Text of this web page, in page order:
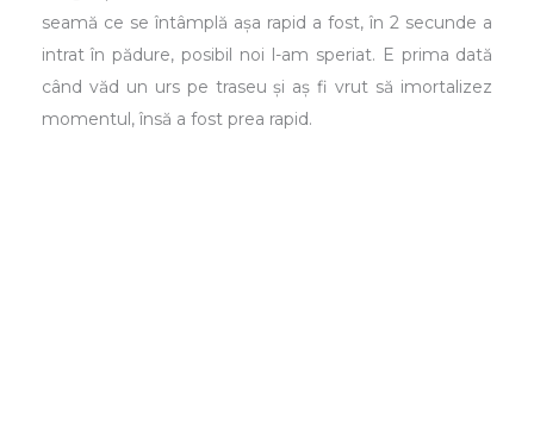
seamă ce se întâmplă așa rapid a fost, în 2 secunde a
intrat în pădure, posibil noi l-am speriat. E prima dată
când văd un urs pe traseu și aș fi vrut să imortalizez
momentul, însă a fost prea rapid.